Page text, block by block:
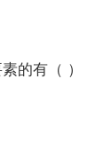
的有（ ）